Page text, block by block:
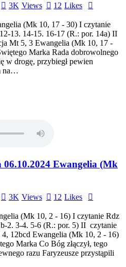
3K Views 12 Likes
(Mk 10, 17 - 30) I czytanie
13. 14-15. 16-17 (R.: por. 14a) II
Mt 5, 3 Ewangelia (Mk 10, 17 -
Marka Rada dobrowolnego
w drogę, przybiegł pewien
na…
Ewangelia (Mk
3K Views 12 Likes
(Mk 10, 2 - 16) I czytanie Rdz
2. 3-4. 5-6 (R.: por. 5) II czytanie
12bcd Ewangelia (Mk 10, 2 - 16)
Marka Co Bóg złączył, tego
razu Faryzeusze przystąpili